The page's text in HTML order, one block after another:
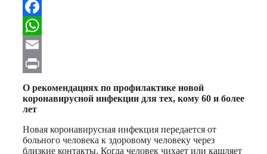
Telegram
Facebook
WhatsApp
Email
Print
О рекомендациях по профилактике новой
коронавирусной инфекции для тех, кому 60 и более
лет
Новая коронавирусная инфекция передается от
больного человека к здоровому человеку через
близкие контакты. Когда человек чихает или кашляет